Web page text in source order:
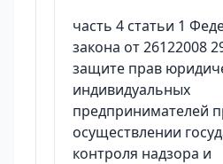
часть 4 статьи 1
закона от 26122008
защите прав
индивидуальных
предпринимателей
осуществлении
контроля надзора и